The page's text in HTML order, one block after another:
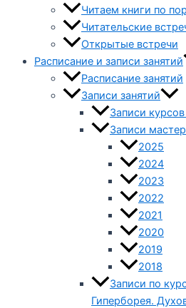
Читаем книги по
Читательские
Открытые встречи
Расписание и записи занятий
Расписание занятий
Записи занятий
Записи
Записи
2025
2024
2023
2022
2021
2020
2019
2018
Записи по
Гиперборея.